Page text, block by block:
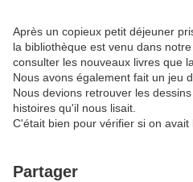
Après un copieux petit déjeuner
la bibliothèque est venu dans
consulter les nouveaux livres que
Nous avons également fait un jeu
Nous devions retrouver les
histoires qu'il nous lisait.
C'était bien pour vérifier si on avait
Partager